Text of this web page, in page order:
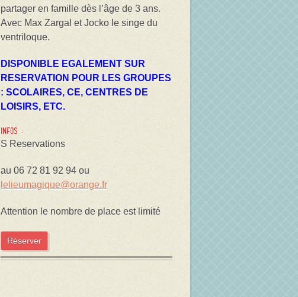
partager en famille dès l’âge de 3 ans.
Avec Max Zargal et Jocko le singe du
ventriloque.
DISPONIBLE EGALEMENT SUR
RESERVATION POUR LES GROUPES
: SCOLAIRES, CE, CENTRES DE
LOISIRS, ETC.
Infos :
S Reservations
au 06 72 81 92 94 ou
lelieumagique@orange.fr
Attention le nombre de place est limité
Réserver